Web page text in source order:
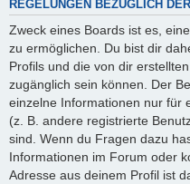
REGELUNGEN BEZÜGLICH
Zweck eines Boards ist es,
zu ermöglichen. Du bist dir
Profils und die von dir
zugänglich sein können. Der
einzelne Informationen nur für
(z. B. andere registrierte
sind. Wenn du Fragen dazu
Informationen im Forum oder
Adresse aus deinem Profil ist